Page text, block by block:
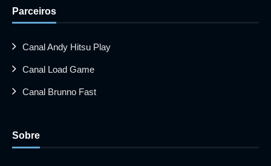
Parceiros
Canal Andy Hitsu Play
Canal Load Game
Canal Brunno Fast
Sobre